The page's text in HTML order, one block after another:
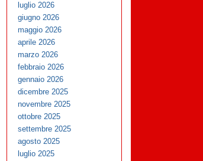
luglio 2026
giugno 2026
maggio 2026
aprile 2026
marzo 2026
febbraio 2026
gennaio 2026
dicembre 2025
novembre 2025
ottobre 2025
settembre 2025
agosto 2025
luglio 2025